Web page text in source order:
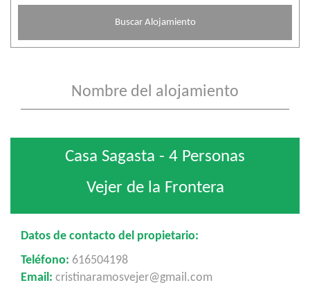
Buscar Alojamiento
Casa Sagasta - 4 Personas
Vejer de la Frontera
Datos de contacto del propietario:
Teléfono: 616504198
Email: cristinaramosvejer@gmail.com